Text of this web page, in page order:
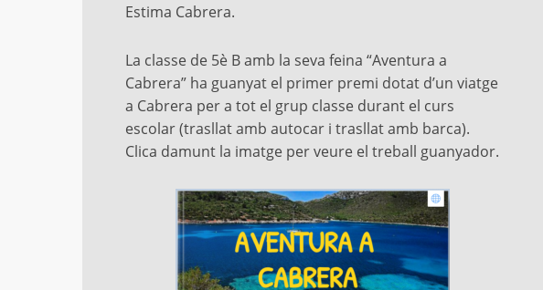
Estima Cabrera.
La classe de 5è B amb la seva feina “Aventura a
Cabrera” ha guanyat el primer premi dotat d’un viatge
a Cabrera per a tot el grup classe durant el curs
escolar (trasllat amb autocar i trasllat amb barca).
Clica damunt la imatge per veure el treball guanyador.